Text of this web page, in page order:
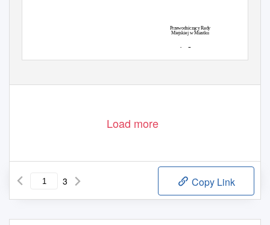
Przewodniczący Rady
Miejskiej w Miastku
Jan Basara
Load more
3 Copy Link